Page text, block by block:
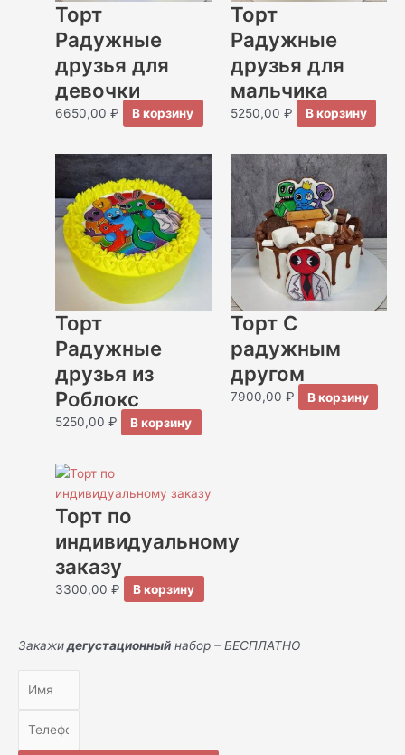
Торт
Радужные
друзья для
девочки
6650,00₽ В корзину
Торт
Радужные
друзья для
мальчика
5250,00 ₽ В корзину
Торт
Радужные
друзья из
Роблокс
5250,00₽ В корзину
Торт С
радужным
другом
7900,00 ₽ В корзину
Торт по
индивидуальному
заказу
3300,00₽ В корзину
Закажидегустационный набор – БЕСПЛАТНО